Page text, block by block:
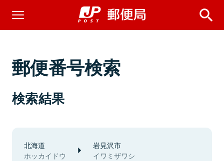
郵便番号検索
検索結果
北海道
ホッカイドウ
岩見沢市
イワミザワシ